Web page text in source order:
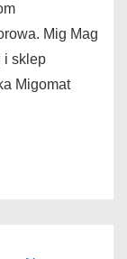
Mig Mag
i sklep
Migomat